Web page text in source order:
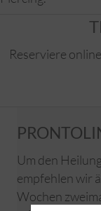
Reserviere
Um den
empfehlen wir
Wochen